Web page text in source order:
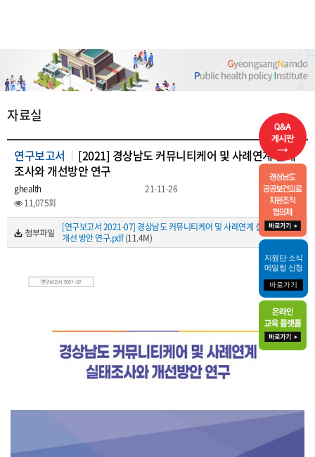
자료실
연구보고서
[2021] 경상남도 커뮤니티케어 및 사례연계 실태
조사와 개선방안 연구
ghealth
21-11-26
11,075회
[연구보고서 2021-07] 경상남도 커뮤니티케어 및 사례연계 실태 조사 및
개선 방안 연구.pdf(11.4M)
지원단 소식
메일링 신청
바로가기